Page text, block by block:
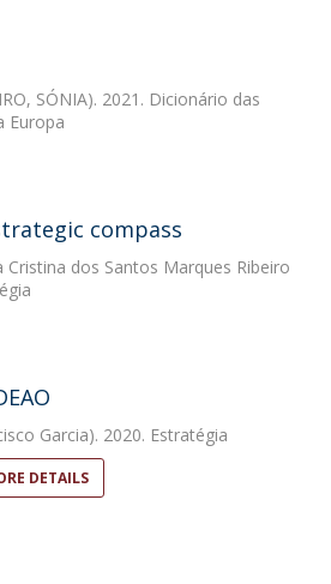
SÓNIA). 2021. Dicionário das
Europa
compass
Cristina dos Santos Marques Ribeiro
Garcia). 2020. Estratégia
DETAILS